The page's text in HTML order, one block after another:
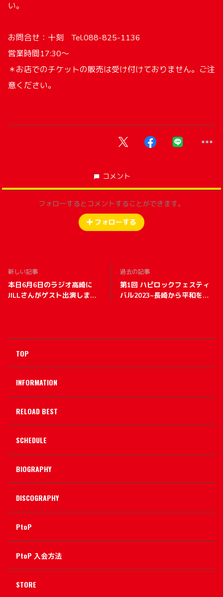
い。
お問合せ：十刻 Tel.088-825-1136
営業時間17:30～
＊お店でのチケットの販売は受け付けておりません。ご注
意ください。
コメント
フォローするとコメントすることができます。
フォローする
新しい記事
本日6月6日のラジオ高崎に
JILLさんがゲスト出演しま
過去の記事
第1回 ハピロックフェスティ
バル2023~長崎から平和を願
TOP
INFORMATION
RELOAD BEST
SCHEDULE
BIOGRAPHY
DISCOGRAPHY
PtoP
PtoP 入会方法
STORE